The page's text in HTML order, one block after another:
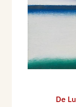
De